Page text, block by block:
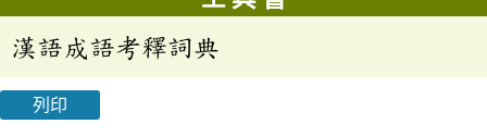
漢語成語考釋詞典
列印